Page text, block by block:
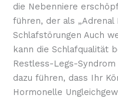
die Nebenniere
führen, der als „Adrenal
Schlafstörungen Auch
kann die Schlafqualität
Restless-Legs-
dazu führen, dass Ihr
Hormonelle